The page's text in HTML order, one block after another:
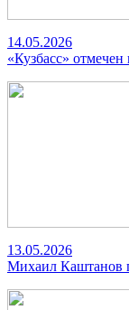
14.05.2026
«Кузбасс»
13.05.2026
Михаил Каштанов